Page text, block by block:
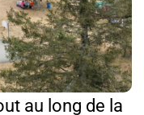
au long de la